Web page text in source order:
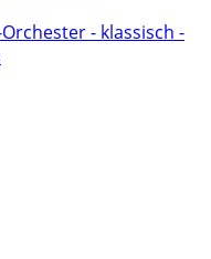
- klassisch -